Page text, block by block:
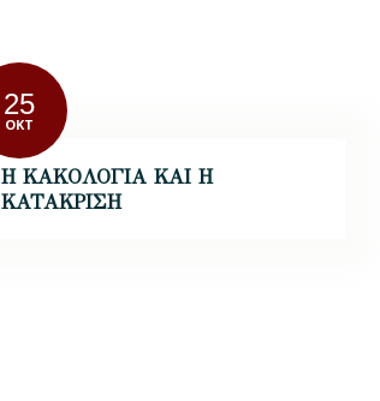
25
ΟΚΤ
Η ΚΑΚΟΛΟΓΙΑ ΚΑΙ Η
ΚΑΤΑΚΡΙΣΗ